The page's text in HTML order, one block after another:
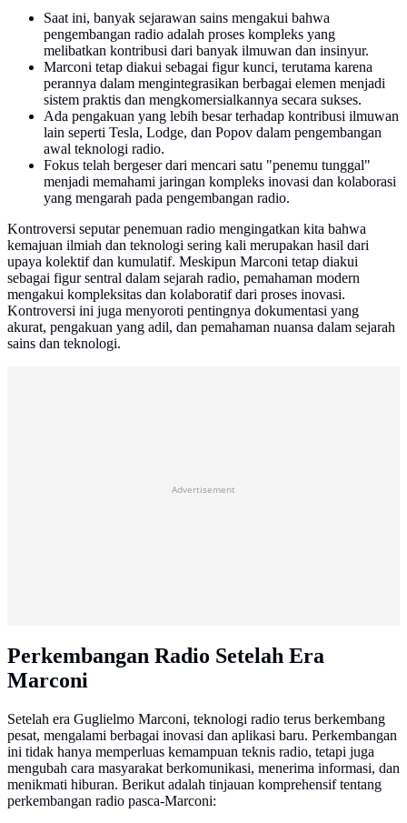
Saat ini, banyak sejarawan sains mengakui bahwa
pengembangan radio adalah proses kompleks yang
melibatkan kontribusi dari banyak ilmuwan dan insinyur.
Marconi tetap diakui sebagai figur kunci, terutama karena
perannya dalam mengintegrasikan berbagai elemen menjadi
sistem praktis dan mengkomersialkannya secara sukses.
Ada pengakuan yang lebih besar terhadap kontribusi ilmuwan
lain seperti Tesla, Lodge, dan Popov dalam pengembangan
awal teknologi radio.
Fokus telah bergeser dari mencari satu "penemu tunggal"
menjadi memahami jaringan kompleks inovasi dan kolaborasi
yang mengarah pada pengembangan radio.
Kontroversi seputar penemuan radio mengingatkan kita bahwa
kemajuan ilmiah dan teknologi sering kali merupakan hasil dari
upaya kolektif dan kumulatif. Meskipun Marconi tetap diakui
sebagai figur sentral dalam sejarah radio, pemahaman modern
mengakui kompleksitas dan kolaboratif dari proses inovasi.
Kontroversi ini juga menyoroti pentingnya dokumentasi yang
akurat, pengakuan yang adil, dan pemahaman nuansa dalam sejarah
sains dan teknologi.
Advertisement
Perkembangan Radio Setelah Era
Marconi
Setelah era Guglielmo Marconi, teknologi radio terus berkembang
pesat, mengalami berbagai inovasi dan aplikasi baru. Perkembangan
ini tidak hanya memperluas kemampuan teknis radio, tetapi juga
mengubah cara masyarakat berkomunikasi, menerima informasi, dan
menikmati hiburan. Berikut adalah tinjauan komprehensif tentang
perkembangan radio pasca-Marconi: